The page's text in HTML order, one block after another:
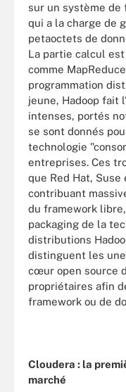
sur un système de
qui a la charge de
petaoctets de
La partie calcul
comme
programmation
jeune, Hadoop fait
intenses, portés
se sont donnés
technologie
entreprises. Ces
que Red Hat, Suse
contribuant
du framework
packaging de la
distributions
distinguent les
cœur open source
propriétaires afin
framework ou de
Cloudera : la
marché